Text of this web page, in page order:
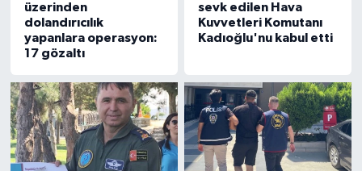
üzerinden
dolandırıcılık
yapanlara operasyon:
17 gözaltı
sevk edilen Hava
Kuvvetleri Komutanı
Kadıoğlu'nu kabul etti